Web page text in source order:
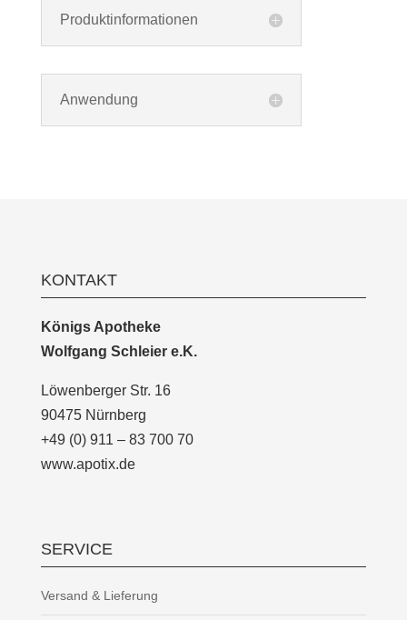
Produktinformationen
Anwendung
KONTAKT
Königs Apotheke
Wolfgang Schleier e.K.
Löwenberger Str. 16
90475 Nürnberg
+49 (0) 911 – 83 700 70
www.apotix.de
SERVICE
Versand & Lieferung